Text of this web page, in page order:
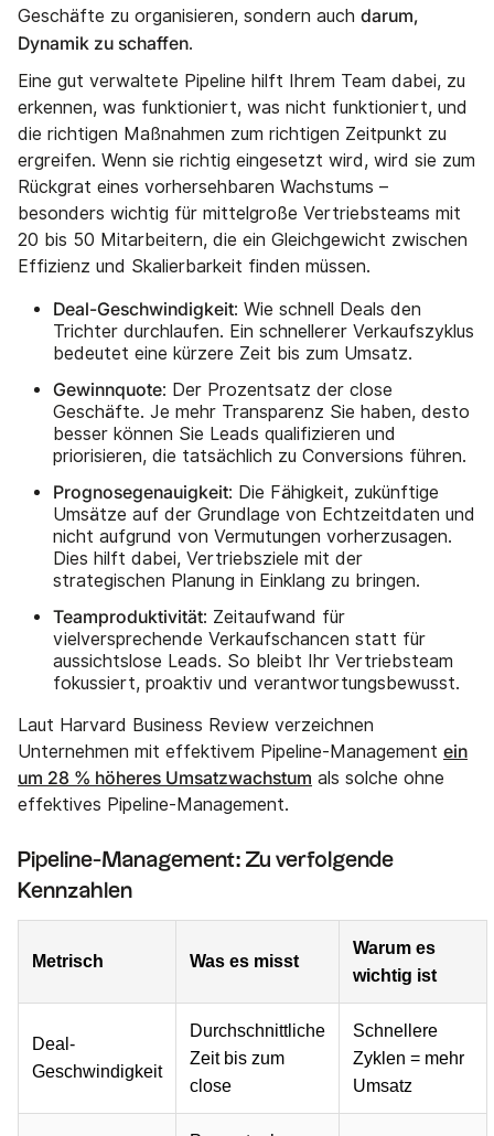
Geschäfte zu organisieren, sondern auch darum,
Dynamik zu schaffen.
Eine gut verwaltete Pipeline hilft Ihrem Team dabei, zu
erkennen, was funktioniert, was nicht funktioniert, und
die richtigen Maßnahmen zum richtigen Zeitpunkt zu
ergreifen. Wenn sie richtig eingesetzt wird, wird sie zum
Rückgrat eines vorhersehbaren Wachstums –
besonders wichtig für mittelgroße Vertriebsteams mit
20 bis 50 Mitarbeitern, die ein Gleichgewicht zwischen
Effizienz und Skalierbarkeit finden müssen.
Deal-Geschwindigkeit: Wie schnell Deals den
Trichter durchlaufen. Ein schnellerer Verkaufszyklus
bedeutet eine kürzere Zeit bis zum Umsatz.
Gewinnquote: Der Prozentsatz der close
Geschäfte. Je mehr Transparenz Sie haben, desto
besser können Sie Leads qualifizieren und
priorisieren, die tatsächlich zu Conversions führen.
Prognosegenauigkeit: Die Fähigkeit, zukünftige
Umsätze auf der Grundlage von Echtzeitdaten und
nicht aufgrund von Vermutungen vorherzusagen.
Dies hilft dabei, Vertriebsziele mit der
strategischen Planung in Einklang zu bringen.
Teamproduktivität: Zeitaufwand für
vielversprechende Verkaufschancen statt für
aussichtslose Leads. So bleibt Ihr Vertriebsteam
fokussiert, proaktiv und verantwortungsbewusst.
Laut Harvard Business Review verzeichnen
Unternehmen mit effektivem Pipeline-Management ein
um 28 % höheres Umsatzwachstum als solche ohne
effektives Pipeline-Management.
Pipeline-Management: Zu verfolgende
Kennzahlen
Metrisch Was es misst
Warum es
wichtig ist
Deal-
Geschwindigkeit
Durchschnittliche
Zeit bis zum
close
Schnellere
Zyklen = mehr
Umsatz